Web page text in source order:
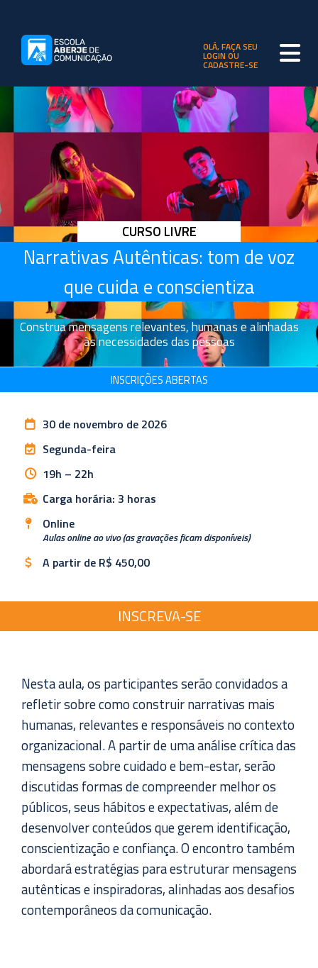
OLÁ, FAÇA SEU
LOGIN OU
CADASTRE-SE
CURSO LIVRE
Narrativas Autênticas: tom de voz
que cuida e conscientiza
Construa mensagens relevantes, humanas e alinhadas
às necessidades das pessoas
INSCRIÇÕES ABERTAS
30 de novembro de 2026
Segunda-feira
19h – 22h
Carga horária: 3 horas
Online
Aulas online ao vivo (as gravações ficam disponíveis)
A partir de R$ 450,00
INSCREVA-SE
Nesta aula, os participantes serão convidados a
refletir sobre como construir narrativas mais
humanas, relevantes e responsáveis no contexto
organizacional. A partir de uma análise crítica das
mensagens sobre cuidado e bem-estar, serão
discutidas formas de compreender melhor os
públicos, seus hábitos e expectativas, além de
desenvolver conteúdos que gerem identificação,
conscientização e confiança. O encontro também
abordará estratégias para estruturar mensagens
autênticas e inspiradoras, alinhadas aos desafios
contemporâneos da comunicação.